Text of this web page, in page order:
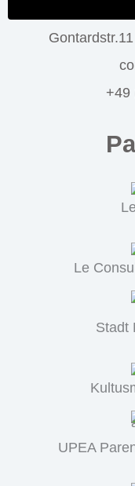
+49
Le
Stadt
UPEA